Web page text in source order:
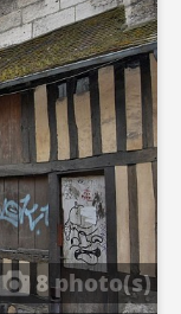
8 photo(s)